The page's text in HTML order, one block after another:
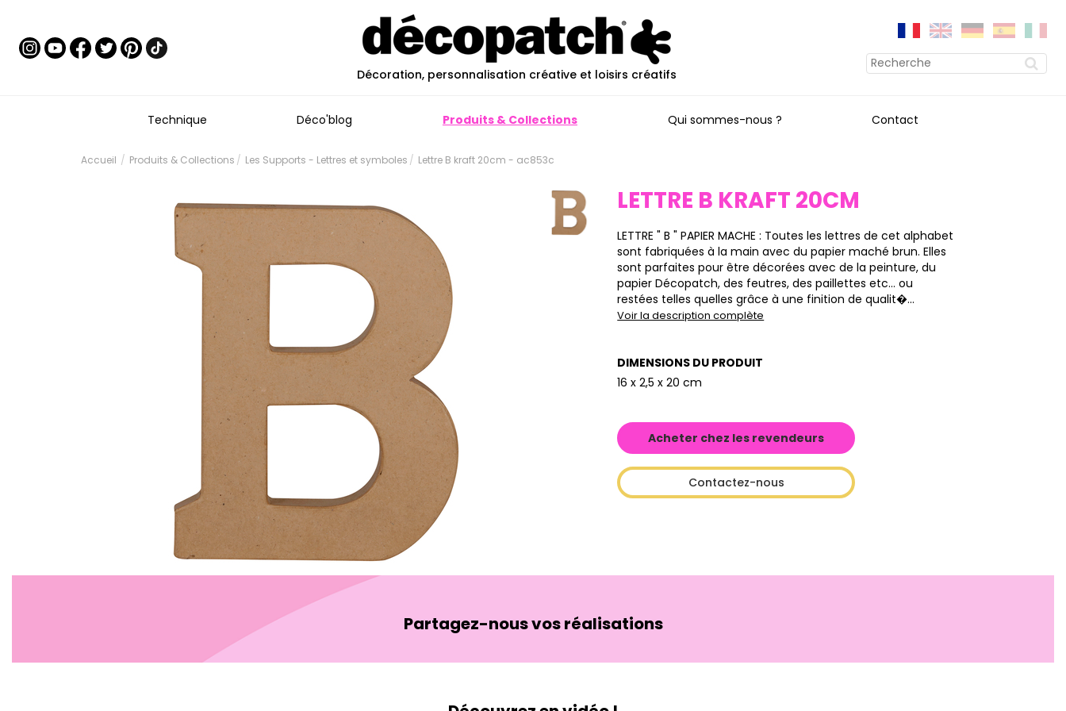
Décoration, personnalisation créative et loisirs créatifs
Technique Déco'blog Produits & Collections Qui sommes-nous ? Contact
Accueil Produits & Collections Les Supports - Lettres et symboles Lettre B kraft 20cm - ac853c
LETTRE B KRAFT 20CM
LETTRE " B " PAPIER MACHE : Toutes les lettres de cet alphabet
sont fabriquées à la main avec du papier maché brun. Elles
sont parfaites pour être décorées avec de la peinture, du
papier Décopatch, des feutres, des paillettes etc… ou
restées telles quelles grâce à une finition de qualit�...
Voir la description complète
DIMENSIONS DU PRODUIT
16 x 2,5 x 20 cm
Acheter chez les revendeurs
Contactez-nous
Partagez-nous vos réalisations